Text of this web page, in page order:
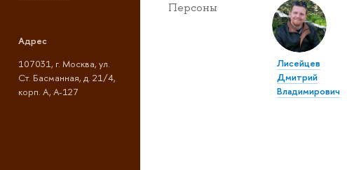
Адрес
107031, г. Москва, ул.
Ст. Басманная, д. 21/4,
корп. А, А-127
Персоны
Лисейцев
Дмитрий
Владимирович